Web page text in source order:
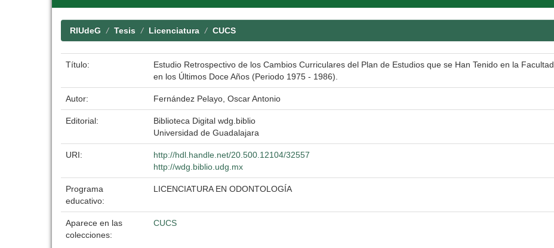
RIUdeG Tesis Licenciatura CUCS
Título:
Estudio Retrospectivo de los Cambios Curriculares del Plan de Estudios que se Han Tenido en la
en los Últimos Doce Años (Periodo 1975 - 1986).
Autor: Fernández Pelayo, Oscar Antonio
Editorial:
Biblioteca Digital wdg.biblio
Universidad de Guadalajara
URI:
http://hdl.handle.net/20.500.12104/32557
http://wdg.biblio.udg.mx
Programa
educativo:
LICENCIATURA EN ODONTOLOGÍA
Aparece en las
colecciones:
CUCS